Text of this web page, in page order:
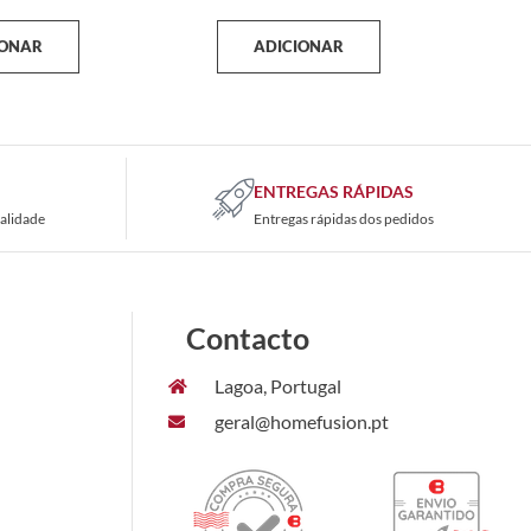
ADICIONAR
ENTREGAS RÁPIDAS
Entregas rápidas dos pedidos
Contacto
Lagoa, Portugal
geral@homefusion.pt